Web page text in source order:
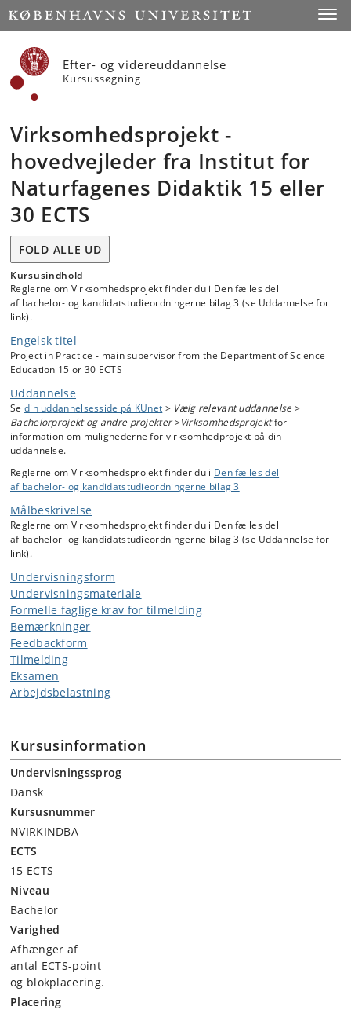
Start
Efter- og videreuddannelse
Kursussøgning
Virksomhedsprojekt -
hovedvejleder fra Institut for
Naturfagenes Didaktik 15 eller
30 ECTS
FOLD ALLE UD
Kursusindhold
Reglerne om Virksomhedsprojekt finder du i Den fælles del
af bachelor- og kandidatstudieordningerne bilag 3 (se Uddannelse for
link).
Engelsk titel
Project in Practice - main supervisor from the Department of Science
Education 15 or 30 ECTS
Uddannelse
Se din uddannelsesside på KUnet > Vælg relevant uddannelse >
Bachelorprojekt og andre projekter>Virksomhedsprojektfor
information om mulighederne for virksomhedprojekt på din
uddannelse.
Reglerne om Virksomhedsprojekt finder du i Den fælles del
af bachelor- og kandidatstudieordningerne bilag 3
Målbeskrivelse
Reglerne om Virksomhedsprojekt finder du i Den fælles del
af bachelor- og kandidatstudieordningerne bilag 3 (se Uddannelse for
link).
Undervisningsform
Undervisningsmateriale
Formelle faglige krav for tilmelding
Bemærkninger
Feedbackform
Tilmelding
Eksamen
Arbejdsbelastning
Kursusinformation
Undervisningssprog
Dansk
Kursusnummer
NVIRKINDBA
ECTS
15 ECTS
Niveau
Bachelor
Varighed
Afhænger af
antal ECTS-point
og blokplacering.
Placering